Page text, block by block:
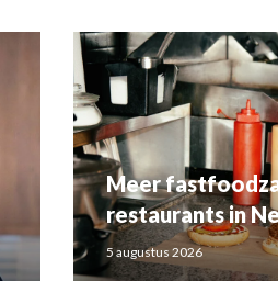
Meer
restaurants in
5 augustus 2026